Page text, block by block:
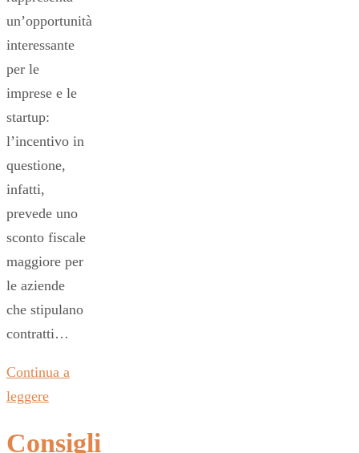
un’opportunità
interessante
per le
imprese e le
startup:
l’incentivo in
questione,
infatti,
prevede uno
sconto fiscale
maggiore per
le aziende
che stipulano
contratti…
Continua a
leggere
Consigli